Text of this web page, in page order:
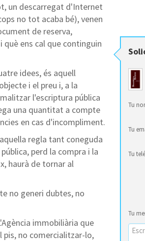
un descarregat d'Internet
no tot acaba bé), venen
de reserva,
ens cal que continguin
idees, és aquell
i el preu i, a la
l'escriptura pública
una quantitat a compte
en cas d'incompliment.
regla tant coneguda
perd la compra i la
haurà de tornar al
no generi dubtes, no
immobiliària que
pis, no comercialitzar-lo,
Tu
Tu
Tu
Tu